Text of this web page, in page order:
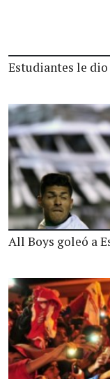
Estudiantes le
All Boys goleó a